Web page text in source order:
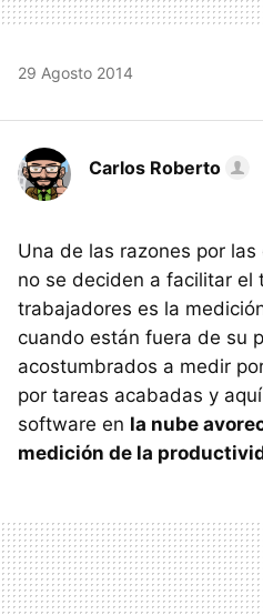
29 Agosto 2014
Carlos Roberto
Una de las razones por
no se deciden a facilitar el
trabajadores es la
cuando están fuera de su
acostumbrados a medir
por tareas acabadas y
software en la nube
medición de la